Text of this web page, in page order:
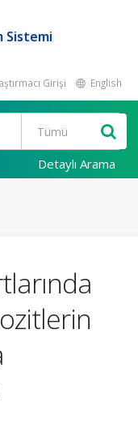
Sistemi
Girişi English
Detaylı Arama